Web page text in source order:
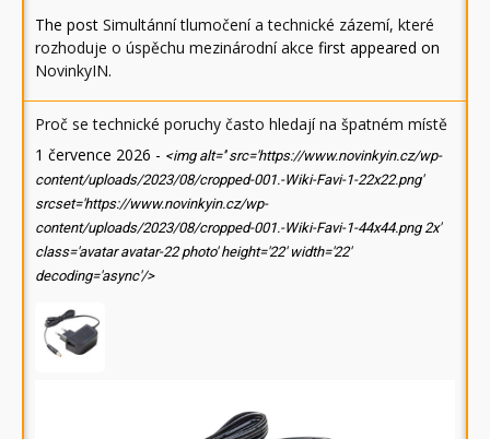
The post Simultánní tlumočení a technické zázemí, které
rozhoduje o úspěchu mezinárodní akce first appeared on
NovinkyIN.
Proč se technické poruchy často hledají na špatném místě
1 července 2026 - <img alt='' src='https://www.novinkyin.cz/wp-
content/uploads/2023/08/cropped-001.-Wiki-Favi-1-22x22.png'
srcset='https://www.novinkyin.cz/wp-
content/uploads/2023/08/cropped-001.-Wiki-Favi-1-44x44.png 2x'
class='avatar avatar-22 photo' height='22' width='22'
decoding='async'/>